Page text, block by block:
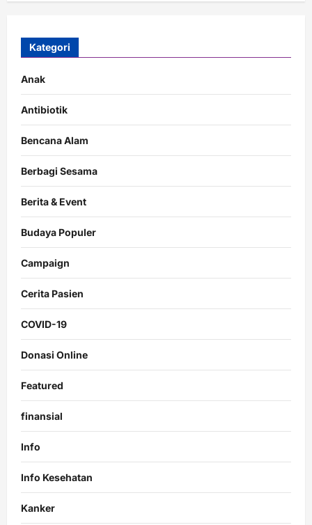
Kategori
Anak
Antibiotik
Bencana Alam
Berbagi Sesama
Berita & Event
Budaya Populer
Campaign
Cerita Pasien
COVID-19
Donasi Online
Featured
finansial
Info
Info Kesehatan
Kanker